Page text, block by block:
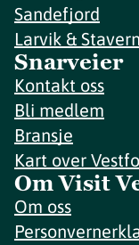
Sandefjord
Larvik & Stavern
Snarveier
Kontakt oss
Bli medlem
Bransje
Kart over
Om Visit
Om oss